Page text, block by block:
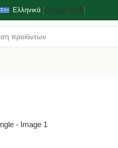
Ελληνικά Costos Β2Β